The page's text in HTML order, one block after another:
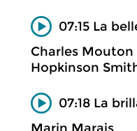
07:15 La
Charles Mouton
Hopkinson
07:18 La